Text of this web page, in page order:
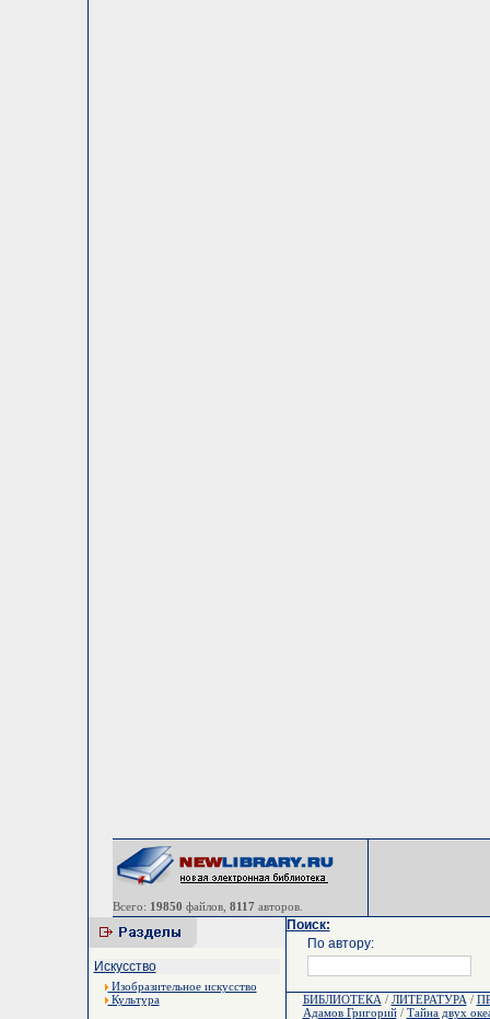
Всего: 19850 файлов, 8117 авторов.
Искусство
Изобразительное искусство
Культура
Поиск:
По автору:
БИБЛИОТЕКА / ЛИТЕРАТУРА /
Адамов Григорий/ Тайна двух